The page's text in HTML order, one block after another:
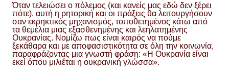
Όταν τελειώσει ο πόλεμος (και κανείς μας εδώ δεν ξέρει
πότε), αυτή η ρητορική και οι πράξεις θα λειτουργήσουν
σαν εκρηκτικός μηχανισμός, τοποθετημένος κάτω από
τα θεμέλια μιας εξασθενημένης και λεηλατημένης
Ουκρανίας. Νομίζω πως είναι καιρός να πούμε
ξεκάθαρα και με αποφασιστικότητα σε όλη την κοινωνία,
παραφράζοντας μια γνωστή φράση: «Η Ουκρανία είναι
εκεί όπου μιλιέται η ουκρανική γλώσσα».